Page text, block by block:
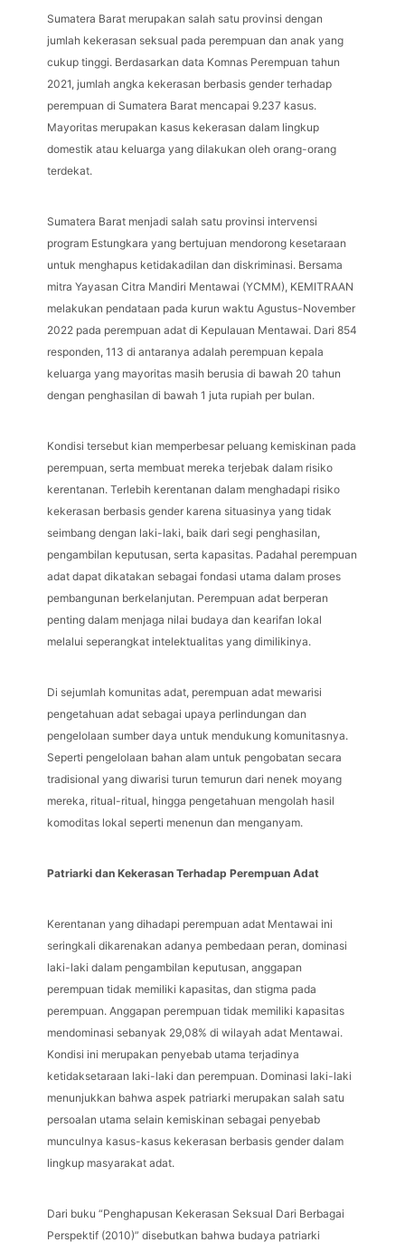
Sumatera Barat merupakan salah satu provinsi dengan
jumlah kekerasan seksual pada perempuan dan anak yang
cukup tinggi. Berdasarkan data Komnas Perempuan tahun
2021, jumlah angka kekerasan berbasis gender terhadap
perempuan di Sumatera Barat mencapai 9.237 kasus.
Mayoritas merupakan kasus kekerasan dalam lingkup
domestik atau keluarga yang dilakukan oleh orang-orang
terdekat.
Sumatera Barat menjadi salah satu provinsi intervensi
program Estungkara yang bertujuan mendorong kesetaraan
untuk menghapus ketidakadilan dan diskriminasi. Bersama
mitra Yayasan Citra Mandiri Mentawai (YCMM), KEMITRAAN
melakukan pendataan pada kurun waktu Agustus-November
2022 pada perempuan adat di Kepulauan Mentawai. Dari 854
responden, 113 di antaranya adalah perempuan kepala
keluarga yang mayoritas masih berusia di bawah 20 tahun
dengan penghasilan di bawah 1 juta rupiah per bulan.
Kondisi tersebut kian memperbesar peluang kemiskinan pada
perempuan, serta membuat mereka terjebak dalam risiko
kerentanan. Terlebih kerentanan dalam menghadapi risiko
kekerasan berbasis gender karena situasinya yang tidak
seimbang dengan laki-laki, baik dari segi penghasilan,
pengambilan keputusan, serta kapasitas. Padahal perempuan
adat dapat dikatakan sebagai fondasi utama dalam proses
pembangunan berkelanjutan. Perempuan adat berperan
penting dalam menjaga nilai budaya dan kearifan lokal
melalui seperangkat intelektualitas yang dimilikinya.
Di sejumlah komunitas adat, perempuan adat mewarisi
pengetahuan adat sebagai upaya perlindungan dan
pengelolaan sumber daya untuk mendukung komunitasnya.
Seperti pengelolaan bahan alam untuk pengobatan secara
tradisional yang diwarisi turun temurun dari nenek moyang
mereka, ritual-ritual, hingga pengetahuan mengolah hasil
komoditas lokal seperti menenun dan menganyam.
Patriarki dan Kekerasan Terhadap Perempuan Adat
Kerentanan yang dihadapi perempuan adat Mentawai ini
seringkali dikarenakan adanya pembedaan peran, dominasi
laki-laki dalam pengambilan keputusan, anggapan
perempuan tidak memiliki kapasitas, dan stigma pada
perempuan. Anggapan perempuan tidak memiliki kapasitas
mendominasi sebanyak 29,08% di wilayah adat Mentawai.
Kondisi ini merupakan penyebab utama terjadinya
ketidaksetaraan laki-laki dan perempuan. Dominasi laki-laki
menunjukkan bahwa aspek patriarki merupakan salah satu
persoalan utama selain kemiskinan sebagai penyebab
munculnya kasus-kasus kekerasan berbasis gender dalam
lingkup masyarakat adat.
Dari buku “Penghapusan Kekerasan Seksual Dari Berbagai
Perspektif (2010)” disebutkan bahwa budaya patriarki